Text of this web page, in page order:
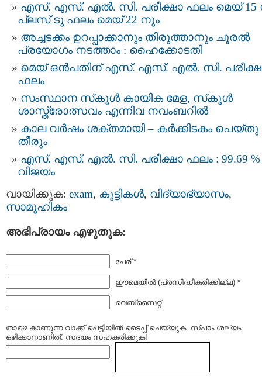
എസ്. എസ്. എല്‍. സി. പരീക്ഷാ ഫലം മെയ് 15
പ്ലസ് ടു ഫലം മെയ് 22 നും
അച്ചടക്കം ഉറപ്പാക്കാനും തിരുത്താനും ചൂരല്‍
പ്രയോഗം നടത്താം : ഹൈക്കോടതി
മെയ്‌ ഒൻപതിന്‌ എസ്. എസ്. എൽ. സി.
ഫലം
സംസ്ഥാന സ്‌കൂൾ കായിക മേള, സ്‌കൂൾ
ശാസ്ത്രോത്സവം എന്നിവ നവംബറിൽ
കാല വര്‍ഷം ശക്തമായി – കർക്കിടകം പെയ്തു
തീരും
എസ്. എസ്. എല്‍. സി. പരീക്ഷാ ഫലം : 99.69 %
വിജയം
വായിക്കുക: exam, കുട്ടികള്‍, വിദ്യാഭ്യാസം,
സാമൂഹികം
അഭിപ്രായം എഴുതുക:
പേര് *
ഈമെയില്‍ (പ്രസിദ്ധീകരിക്കില്ല) *
വെബ്സൈറ്റ്
താഴെ കാണുന്ന വാക്ക് പെട്ടിയില്‍ ടൈപ്പ്‌ ചെയ്യുക. സ്പാം ശല്യം
ഒഴിക്കാനാണിത്. സദയം സഹകരിക്കുക!